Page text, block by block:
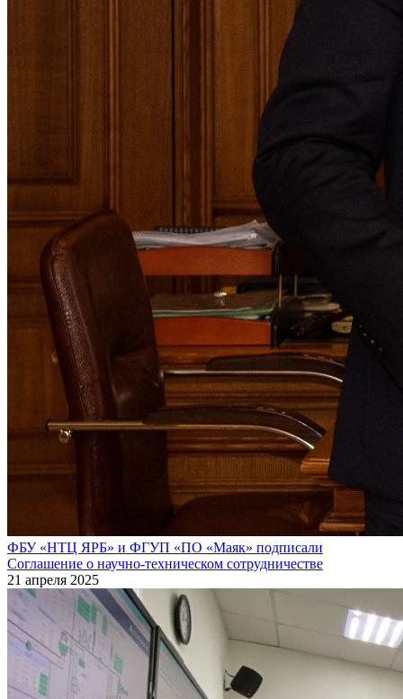
ФБУ «НТЦ ЯРБ» и ФГУП «ПО «Маяк» подписали
Соглашение о научно-техническом сотрудничестве
21 апреля 2025